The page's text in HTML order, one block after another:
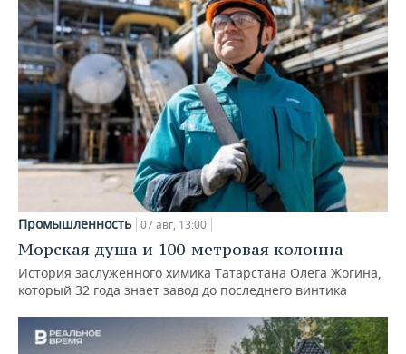
Промышленность 07 авг, 13:00
Морская душа и 100-метровая колонна
История заслуженного химика Татарстана Олега Жогина,
который 32 года знает завод до последнего винтика